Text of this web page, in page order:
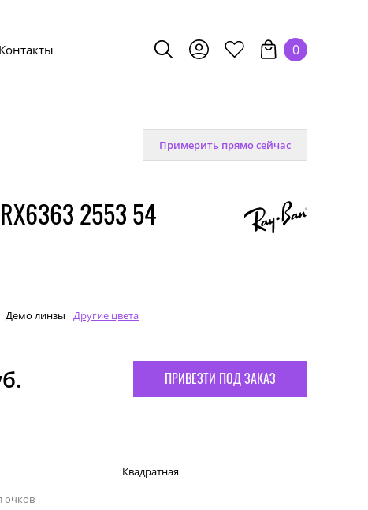
Контакты 0
Примерить прямо сейчас
2553 54
Демо линзы Другие цвета
ПРИВЕЗТИ ПОД ЗАКАЗ
Квадратная
очков